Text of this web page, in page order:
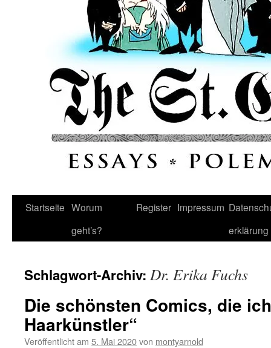
Startseite Worum
geht’s?
Register Impressum
erklärung
Schlagwort-Archiv: Dr. Erika Fuchs
Die schönsten Comics, die
Haarkünstler“
Veröffentlicht am 5. Mai 2020von montyarnold